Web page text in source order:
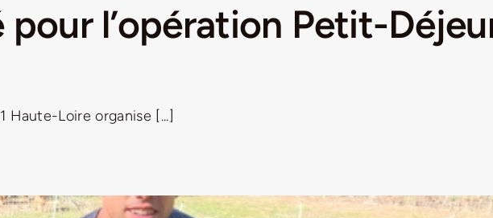
l’opération Petit-
Haute-Loire organise [...]